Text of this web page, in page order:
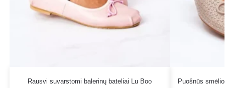
Rausvi suvarstomi balerinų bateliai Lu Boo Puošnūs